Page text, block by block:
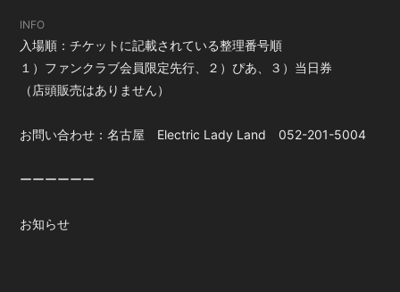
INFO
入場順：チケットに記載されている整理番号順
１）ファンクラブ会員限定先行、２）ぴあ、３）当日券
（店頭販売はありません）
お問い合わせ：名古屋 Electric Lady Land 052-201-5004
ーーーーーー
お知らせ